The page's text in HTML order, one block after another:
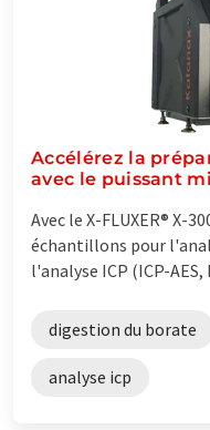
Accélérez la
avec le puissant
Avec le X-FLUXER® X-
échantillons pour
l'analyse ICP (ICP-AES,
digestion du borate
analyse icp